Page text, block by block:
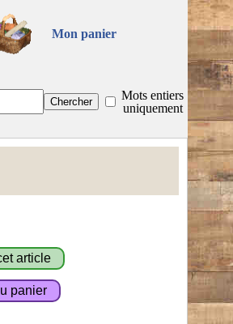
Mon panier
Mots entiers
uniquement